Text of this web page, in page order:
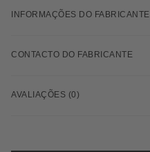
INFORMAÇÕES DO FABRICANTE
CONTACTO DO FABRICANTE
AVALIAÇÕES (0)